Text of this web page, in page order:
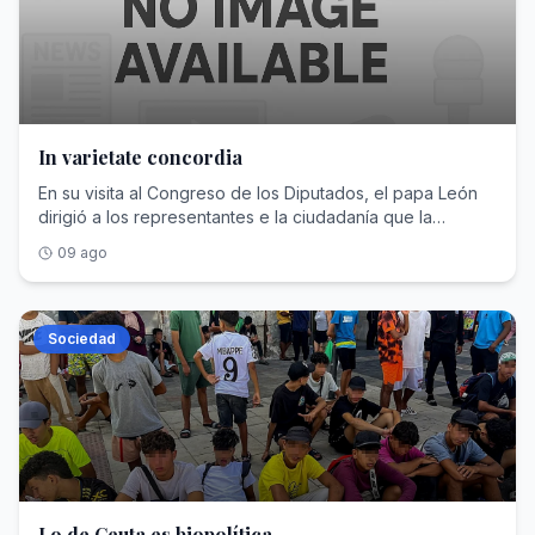
In varietate concordia
En su visita al Congreso de los Diputados, el papa León
dirigió a los representantes e la ciudadanía que la
fundamento.
09 ago
Sociedad